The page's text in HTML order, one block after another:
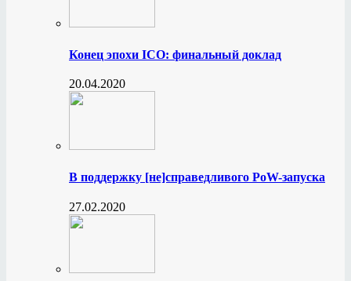
Конец эпохи ICO: финальный доклад
20.04.2020
В поддержку [не]справедливого PoW-запуска
27.02.2020